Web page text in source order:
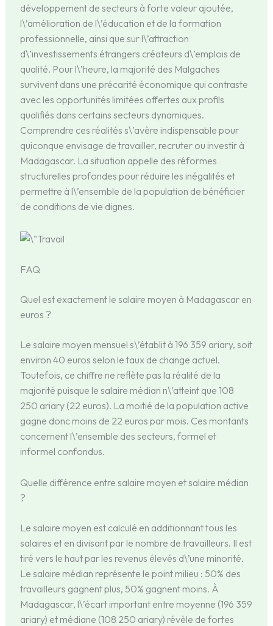
développement de secteurs à forte valeur ajoutée,
l\’amélioration de l\’éducation et de la formation
professionnelle, ainsi que sur l\’attraction
d\’investissements étrangers créateurs d\’emplois de
qualité. Pour l\’heure, la majorité des Malgaches
survivent dans une précarité économique qui contraste
avec les opportunités limitées offertes aux profils
qualifiés dans certains secteurs dynamiques.
Comprendre ces réalités s\’avère indispensable pour
quiconque envisage de travailler, recruter ou investir à
Madagascar. La situation appelle des réformes
structurelles profondes pour réduire les inégalités et
permettre à l\’ensemble de la population de bénéficier
de conditions de vie dignes.
FAQ
Quel est exactement le salaire moyen à Madagascar en
euros ?
Le salaire moyen mensuel s\’établit à 196 359 ariary, soit
environ 40 euros selon le taux de change actuel.
Toutefois, ce chiffre ne reflète pas la réalité de la
majorité puisque le salaire médian n\’atteint que 108
250 ariary (22 euros). La moitié de la population active
gagne donc moins de 22 euros par mois. Ces montants
concernent l\’ensemble des secteurs, formel et
informel confondus.
Quelle différence entre salaire moyen et salaire médian
?
Le salaire moyen est calculé en additionnant tous les
salaires et en divisant par le nombre de travailleurs. Il est
tiré vers le haut par les revenus élevés d\’une minorité.
Le salaire médian représente le point milieu : 50% des
travailleurs gagnent plus, 50% gagnent moins. À
Madagascar, l\’écart important entre moyenne (196 359
ariary) et médiane (108 250 ariary) révèle de fortes